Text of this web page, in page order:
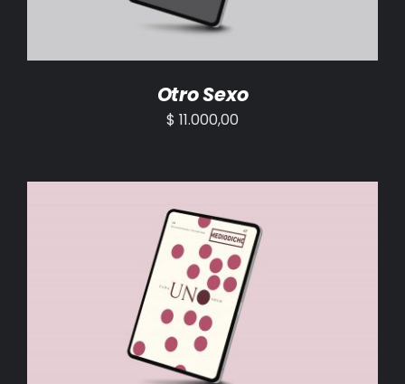
Otro Sexo
$ 11.000,00
AÑADIR AL CARRITO /